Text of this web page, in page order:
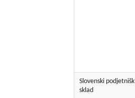
Slovenski podjetnišk
sklad